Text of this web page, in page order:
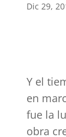
Dic 29,
Y el
en
fue la
obra